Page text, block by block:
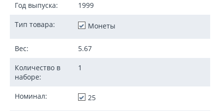
Год выпуска: 1999
Тип товара: Монеты
Вес: 5.67
Количество в
наборе:
1
Номинал: 25